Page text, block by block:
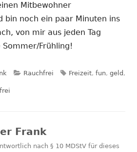
Mitbewohner
bin noch ein paar Minuten ins
von mir aus jeden Tag
Sommer/Frühling!
Kategorien
Rauchfrei Schlagwörter
Freizeit, fun, geld ,
Frank
nach § 10 MDStV für dieses